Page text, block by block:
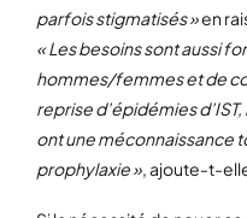
parfois stigmatisés »en
« Les besoins sont aussi
hommes/femmes et de
reprise d’épidémies
ont une méconnaissance
prophylaxie », ajoute-t-